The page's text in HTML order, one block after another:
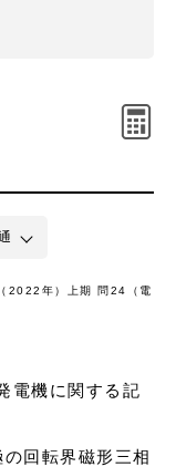
2022年）上期 問24（電
電機に関する記
回転界磁形三相